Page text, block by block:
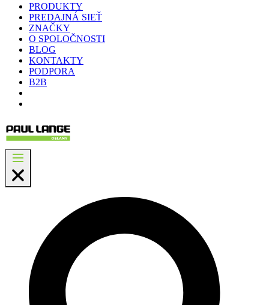
PRODUKTY
PREDAJNÁ SIEŤ
ZNAČKY
O SPOLOČNOSTI
BLOG
KONTAKTY
PODPORA
B2B